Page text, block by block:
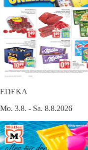
EDEKA
Mo. 3.8. - Sa. 8.8.2026